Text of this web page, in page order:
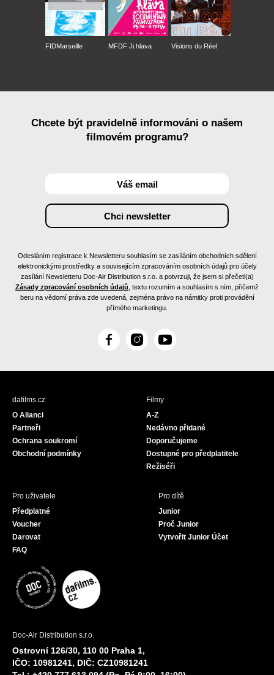
FIDMarseille MFDF Ji.hlava Visions du Réel
Chcete být pravidelně informováni o našem
filmovém programu?
Odesláním registrace k Newsletteru souhlasím se zasíláním obchodních sdělení
elektronickými prostředky a souvisejícím zpracováním osobních údajů pro účely
zasílání Newsletteru Doc-Air Distribution s.r.o. a potvrzuji, že jsem si přečetl(a)
Zásady zpracování osobních údajů , textu rozumím a souhlasím s ním, přičemž
beru na vědomí práva zde uvedená, zejména právo na námitky proti provádění
přímého marketingu.
F
c
I
s
Y
u
dafilms.cz
O Alianci
Partneři
Ochrana soukromí
Obchodní podmínky
Filmy
A-Z
Nedávno přidané
Doporučujeme
Dostupné pro předplatitele
Režiséři
Pro uživatele
Předplatné
Voucher
Darovat
FAQ
Pro dítě
Junior
Proč Junior
Vytvořit Junior Účet
Doc-Air Distribution s.r.o.
Ostrovní 126/30, 110 00 Praha 1,
IČO: 10981241, DIČ: CZ10981241